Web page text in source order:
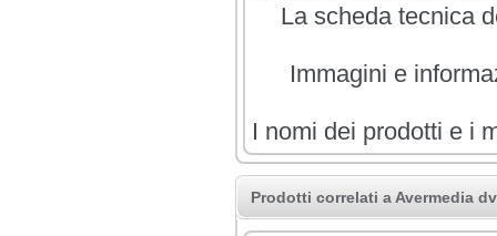
La scheda tecnica
Immagini e
I nomi dei prodotti e i
Prodotti correlati a Avermedia